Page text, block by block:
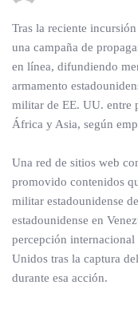
Tras la reciente
una campaña de
en línea, difundiendo
armamento
militar de EE. UU. entre
África y Asia, según
Una red de sitios web
promovido contenidos
militar estadounidense
estadounidense en
percepción
Unidos tras la captura
durante esa acción.